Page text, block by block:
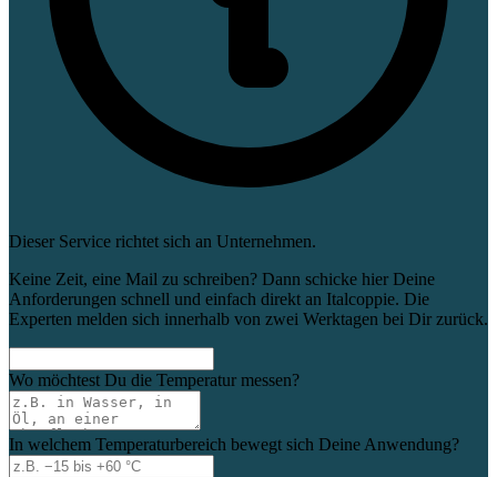
Dieser Service richtet sich an Unternehmen.
Keine Zeit, eine Mail zu schreiben? Dann schicke hier Deine
Anforderungen schnell und einfach direkt an Italcoppie. Die
Experten melden sich innerhalb von zwei Werktagen bei Dir zurück.
Wo möchtest Du die Temperatur messen?
In welchem Temperaturbereich bewegt sich Deine Anwendung?